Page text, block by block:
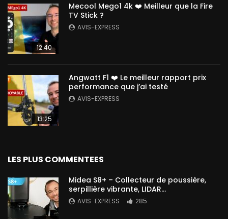
12:40
Mecool Mego1 4k ❤️ Meilleur que la Fire
TV Stick ?
AVIS-EXPRESS
13:25
Angwatt F1 ❤️ Le meilleur rapport prix
performance que j’ai testé
AVIS-EXPRESS
LES PLUS COMMENTEES
Midea S8+ – Collecteur de poussière,
serpillière vibrante, LIDAR…
AVIS-EXPRESS 285